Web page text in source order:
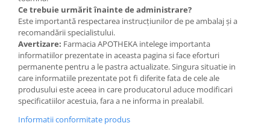
Ce trebuie urmărit înainte de administrare?
Este importantă respectarea instrucțiunilor de pe ambalaj și a
recomandării specialistului.
Avertizare: Farmacia APOTHEKA intelege importanta
informatiilor prezentate in aceasta pagina si face eforturi
permanente pentru a le pastra actualizate. Singura situatie in
care informatiile prezentate pot fi diferite fata de cele ale
produsului este aceea in care producatorul aduce modificari
specificatiilor acestuia, fara a ne informa in prealabil.
Informatii conformitate produs